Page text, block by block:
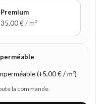
Premium
35,00€/ m²
(+5,00 € / m²)
la commande.